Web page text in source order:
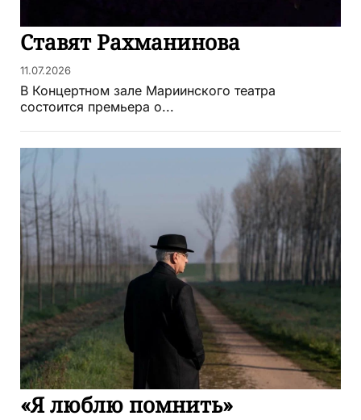
Ставят Рахманинова
11.07.2026
В Концертном зале Мариинского театра
состоится премьера о...
«Я люблю помнить»